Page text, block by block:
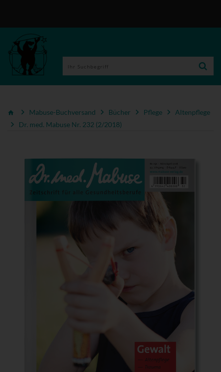
Mabuse-Buchversand Bücher Pflege
Altenpflege
Dr. med. Mabuse Nr. 232 (2/2018)